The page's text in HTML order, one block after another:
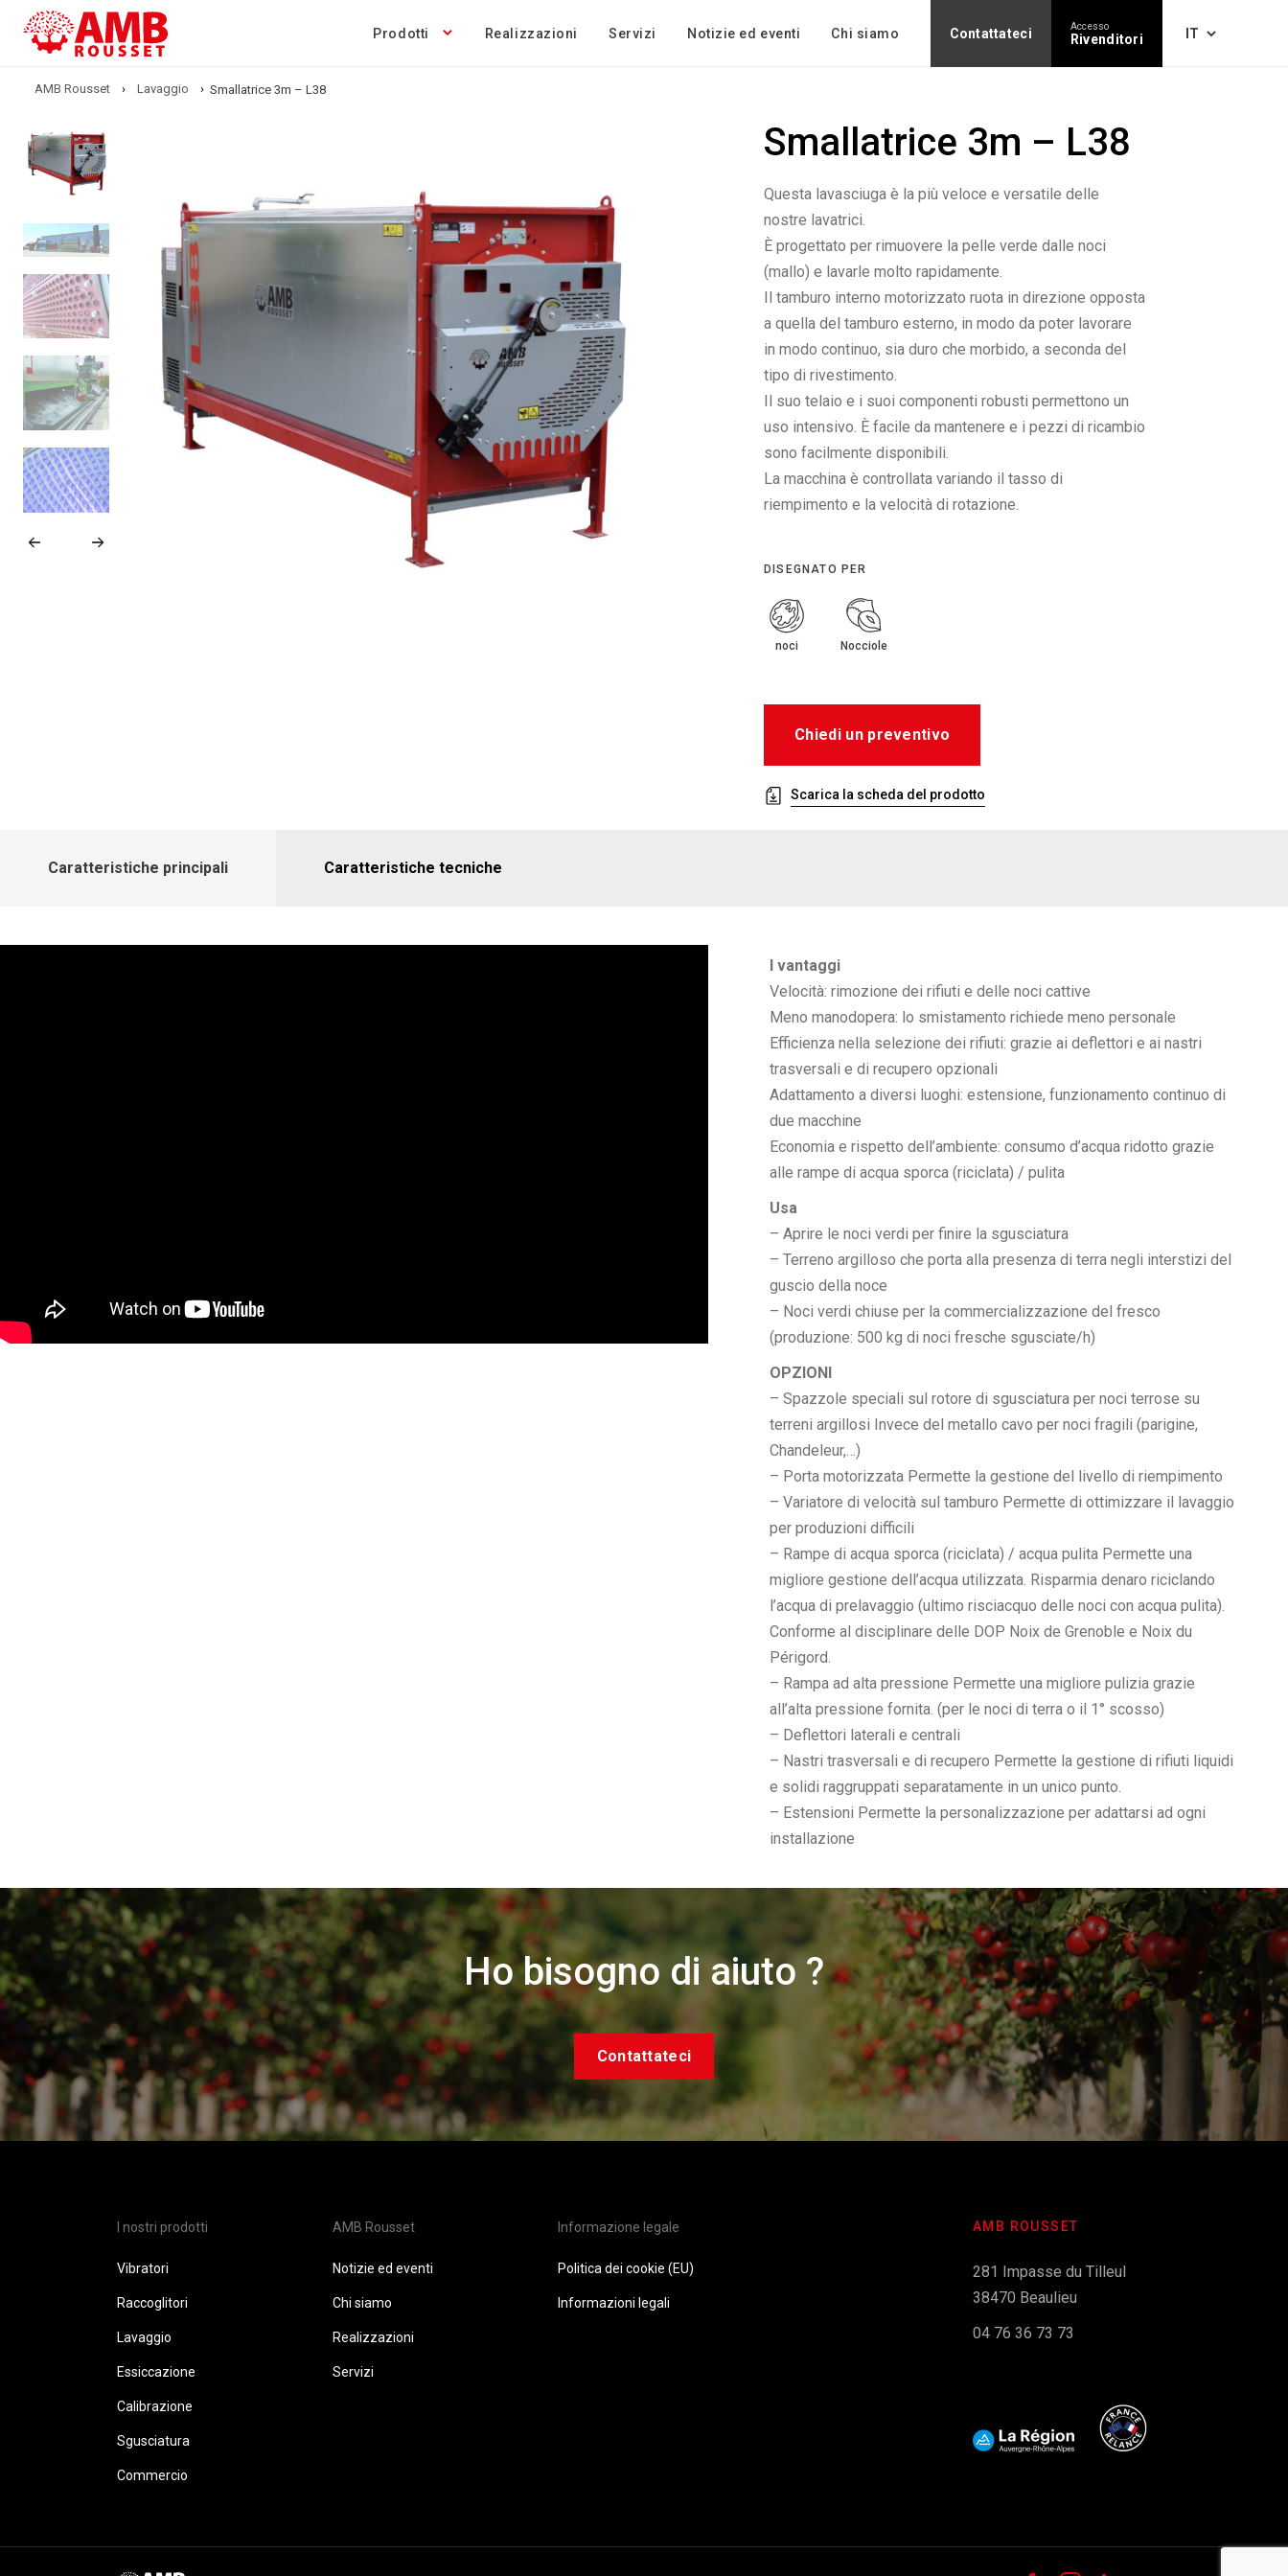
Prodotti Realizzazioni Servizi Notizie ed eventi Chi siamo Contattateci Accesso
Rivenditori
AMB Rousset › Lavaggio › Smallatrice 3m – L38
Smallatrice 3m – L38
Questa lavasciuga è la più veloce e versatile delle
nostre lavatrici.
È progettato per rimuovere la pelle verde dalle noci
(mallo) e lavarle molto rapidamente.
Il tamburo interno motorizzato ruota in direzione opposta
a quella del tamburo esterno, in modo da poter lavorare
in modo continuo, sia duro che morbido, a seconda del
tipo di rivestimento.
Il suo telaio e i suoi componenti robusti permettono un
uso intensivo. È facile da mantenere e i pezzi di ricambio
sono facilmente disponibili.
La macchina è controllata variando il tasso di
riempimento e la velocità di rotazione.
DISEGNATO PER
noci Nocciole
Chiedi un preventivo
Scarica la scheda del prodotto
Caratteristiche principali Caratteristiche tecniche
I vantaggi
Velocità: rimozione dei rifiuti e delle noci cattive
Meno manodopera: lo smistamento richiede meno personale
Efficienza nella selezione dei rifiuti: grazie ai deflettori e ai nastri
trasversali e di recupero opzionali
Adattamento a diversi luoghi: estensione, funzionamento continuo di
due macchine
Economia e rispetto dell’ambiente: consumo d’acqua ridotto grazie
alle rampe di acqua sporca (riciclata) / pulita
Usa
– Aprire le noci verdi per finire la sgusciatura
– Terreno argilloso che porta alla presenza di terra negli interstizi del
guscio della noce
– Noci verdi chiuse per la commercializzazione del fresco
(produzione: 500 kg di noci fresche sgusciate/h)
OPZIONI
– Spazzole speciali sul rotore di sgusciatura per noci terrose su
terreni argillosi Invece del metallo cavo per noci fragili (parigine,
Chandeleur,…)
– Porta motorizzata Permette la gestione del livello di riempimento
– Variatore di velocità sul tamburo Permette di ottimizzare il lavaggio
per produzioni difficili
– Rampe di acqua sporca (riciclata) / acqua pulita Permette una
migliore gestione dell’acqua utilizzata. Risparmia denaro riciclando
l’acqua di prelavaggio (ultimo risciacquo delle noci con acqua pulita).
Conforme al disciplinare delle DOP Noix de Grenoble e Noix du
Périgord.
– Rampa ad alta pressione Permette una migliore pulizia grazie
all’alta pressione fornita. (per le noci di terra o il 1° scosso)
– Deflettori laterali e centrali
– Nastri trasversali e di recupero Permette la gestione di rifiuti liquidi
e solidi raggruppati separatamente in un unico punto.
– Estensioni Permette la personalizzazione per adattarsi ad ogni
installazione
Ho bisogno di aiuto ?
Contattateci
I nostri prodotti
Vibratori
Raccoglitori
Lavaggio
Essiccazione
Calibrazione
Sgusciatura
Commercio
AMB Rousset
Notizie ed eventi
Chi siamo
Realizzazioni
Servizi
Informazione legale
Politica dei cookie (EU)
Informazioni legali
AMB ROUSSET
281 Impasse du Tilleul
38470 Beaulieu
04 76 36 73 73